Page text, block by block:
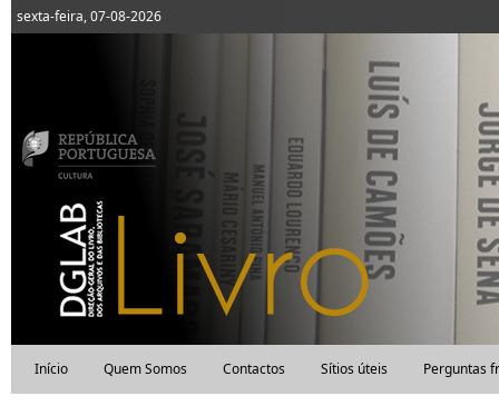
sexta-feira, 07-08-2026
Início Quem Somos Contactos Sítios úteis Perguntas